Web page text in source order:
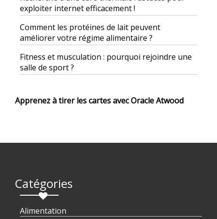
exploiter internet efficacement !
Comment les protéines de lait peuvent
améliorer votre régime alimentaire ?
Fitness et musculation : pourquoi rejoindre une
salle de sport ?
Apprenez à tirer les cartes avec Oracle Atwood
Catégories
Alimentation